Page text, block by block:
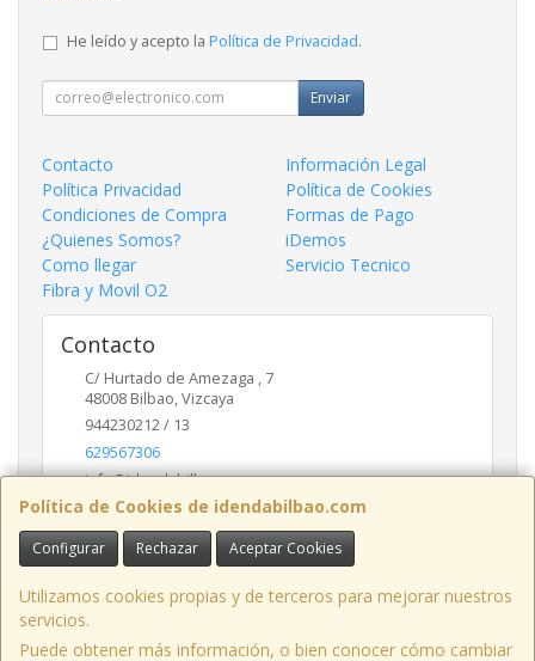
Política de Cookies de idendabilbao.com
Configurar Rechazar Aceptar Cookies
Utilizamos cookies propias y de terceros para mejorar nuestros
servicios.
Puede obtener más información, o bien conocer cómo cambiar
He leído y acepto la Política de Privacidad.
Enviar
Contacto
Información Legal
Política Privacidad
Política de Cookies
Condiciones de Compra
Formas de Pago
¿Quienes Somos?
iDemos
Como llegar
Servicio Tecnico
Fibra y Movil O2
Contacto
C/ Hurtado de Amezaga , 7
48008 Bilbao,Vizcaya
944230212 / 13
629567306
info@idendabilbao.com
Horario
Lunes viernes 10 - 14 y 16 - 20